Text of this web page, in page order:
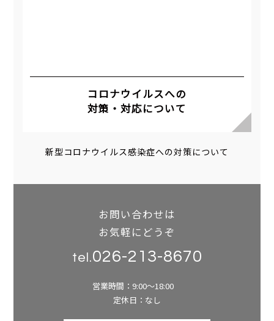
コロナウイルスへの
対策・対応について
新型コロナウイルス感染症への対策について
お問い合わせは
お気軽にどうぞ
tel.026-213-8670
営業時間：9:00～18:00
定休日：なし